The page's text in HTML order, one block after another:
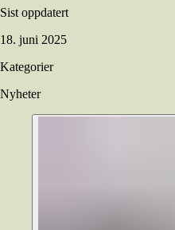
Sist oppdatert
18. juni 2025
Kategorier
Nyheter